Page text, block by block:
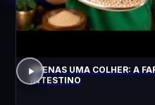
APENAS UMA COLHER: A
INTESTINO